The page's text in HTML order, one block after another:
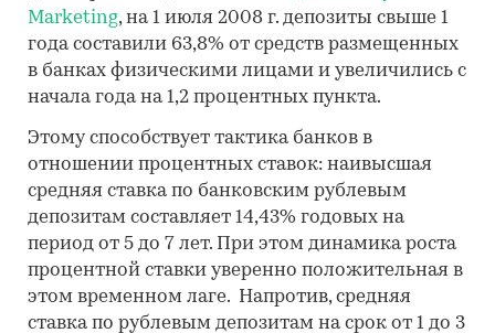
Marketing, на 1 июля 2008 г. депозиты свыше 1
года составили 63,8% от средств размещенных
в банках физическими лицами и увеличились с
начала года на 1,2 процентных пункта.
Этому способствует тактика банков в
отношении процентных ставок: наивысшая
средняя ставка по банковским рублевым
депозитам составляет 14,43% годовых на
период от 5 до 7 лет. При этом динамика роста
процентной ставки уверенно положительная в
этом временном лаге. Напротив, средняя
ставка по рублевым депозитам на срок от 1 до 3